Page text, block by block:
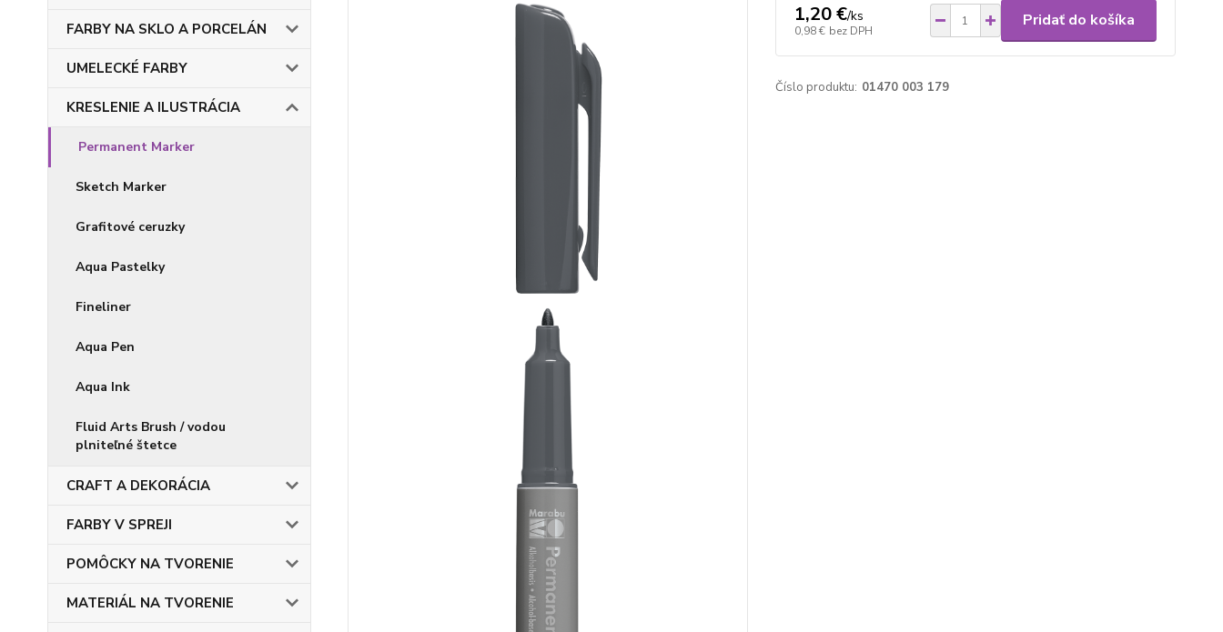
FARBY NA SKLO A PORCELÁN
UMELECKÉ FARBY
KRESLENIE A ILUSTRÁCIA
Permanent Marker
Sketch Marker
Grafitové ceruzky
Aqua Pastelky
Fineliner
Aqua Pen
Aqua Ink
Fluid Arts Brush / vodou
plniteľné štetce
CRAFT A DEKORÁCIA
FARBY V SPREJI
POMÔCKY NA TVORENIE
MATERIÁL NA TVORENIE
1,20 €/ks
0,98 € bez DPH
Pridať do košíka
Číslo produktu: 01470 003 179